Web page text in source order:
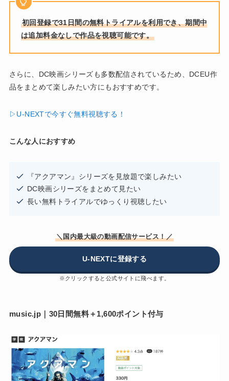
初回登録で31日間の無料トライアルを利用でき、期間中
は追加料金なしで作品を視聴可能です。
さらに、DC映画シリーズも多数配信されているため、DCEU作
品をまとめて楽しみたい方にもおすすめです。
▷U-NEXTで今すぐ無料視聴する！
こんな人におすすめ
『アクアマン』シリーズを見放題で楽しみたい
DC映画シリーズをまとめて見たい
長い無料トライアルでゆっくり視聴したい
＼国内最大級の動画配信サービス！／
U-NEXTに登録する
※クリックすると公式サイトに飛べます。
music.jp｜30日間無料＋1,600ポイント付与